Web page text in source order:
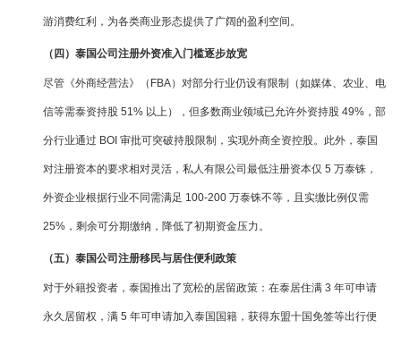
游消费红利，为各类商业形态提供了广阔的盈利空间。
（四）泰国公司注册外资准入门槛逐步放宽
尽管《外商经营法》（FBA）对部分行业仍设有限制（如媒体、农业、电
信等需泰资持股 51% 以上），但多数商业领域已允许外资持股 49%，部
分行业通过 BOI 审批可突破持股限制，实现外商全资控股。此外，泰国
对注册资本的要求相对灵活，私人有限公司最低注册资本仅 5 万泰铢，
外资企业根据行业不同需满足 100-200 万泰铢不等，且实缴比例仅需
25%，剩余可分期缴纳，降低了初期资金压力。
（五）泰国公司注册移民与居住便利政策
对于外籍投资者，泰国推出了宽松的居留政策：在泰居住满 3 年可申请
永久居留权，满 5 年可申请加入泰国国籍，获得东盟十国免签等出行便